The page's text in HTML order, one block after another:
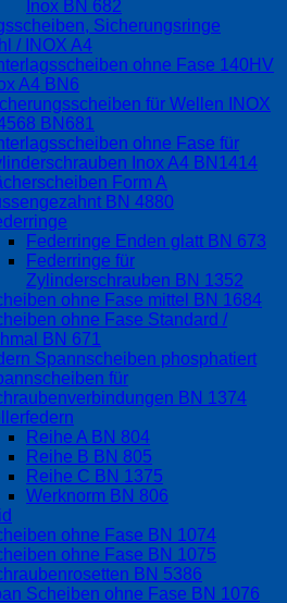
Inox BN 682
Sicherungsringe
/ INOX A4
ohne Fase 140HV
A4 BN6
für Wellen INOX
BN681
ohne Fase für
Inox A4 BN1414
Form A
BN 4880
Federringe Enden glatt BN 673
Federringe für
Zylinderschrauben BN 1352
ohne Fase mittel BN 1684
ohne Fase Standard /
BN 671
Spannscheiben phosphatiert
für
BN 1374
Reihe A BN 804
Reihe B BN 805
Reihe C BN 1375
Werknorm BN 806
ohne Fase BN 1074
ohne Fase BN 1075
BN 5386
Scheiben ohne Fase BN 1076